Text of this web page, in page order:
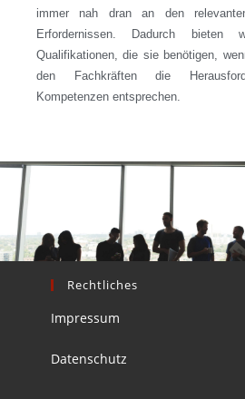
immer nah dran an den
Erfordernissen. Dadurch bieten
Qualifikationen, die sie benötigen,
den Fachkräften die
Kompetenzen entsprechen.
Rechtliches
Impressum
Datenschutz